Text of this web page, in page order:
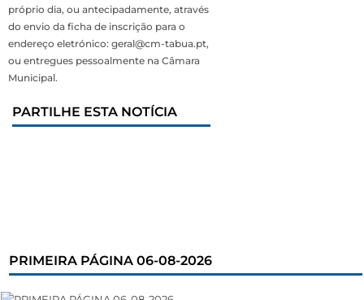
próprio dia, ou antecipadamente, através
do envio da ficha de inscrição para o
endereço eletrónico: geral@cm-tabua.pt,
ou entregues pessoalmente na Câmara
Municipal.
PARTILHE ESTA NOTÍCIA
PRIMEIRA PÁGINA 06-08-2026